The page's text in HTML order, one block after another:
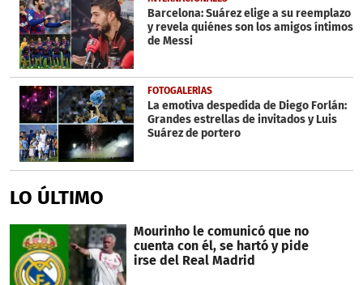
Barcelona: Suárez elige a su reemplazo
y revela quiénes son los amigos íntimos
de Messi
FOTOGALERÍAS
La emotiva despedida de Diego Forlán:
Grandes estrellas de invitados y Luis
Suárez de portero
LO ÚLTIMO
Mourinho le comunicó que no
cuenta con él, se hartó y pide
irse del Real Madrid